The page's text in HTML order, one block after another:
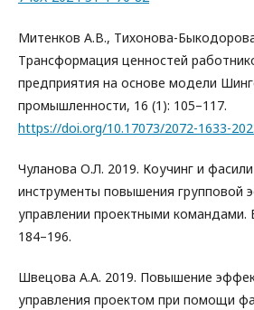
Митенков А.В., Тихонова-
Трансформация ценностей
предприятия на основе модели
промышленности, 16 (1): 105–117.
https://doi.org/10.17073/2072-1633-
Чуланова О.Л. 2019. Коучинг и
инструменты повышения групповой
управлении проектными командами.
184–196.
Швецова А.А. 2019. Повышение
управления проектом при помощи